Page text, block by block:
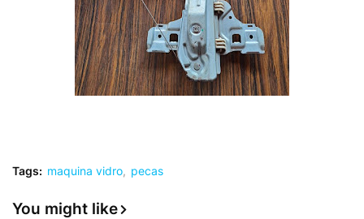
Tags: maquina vidro pecas
You might like